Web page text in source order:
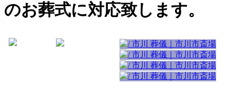
のお葬式に対応致します。